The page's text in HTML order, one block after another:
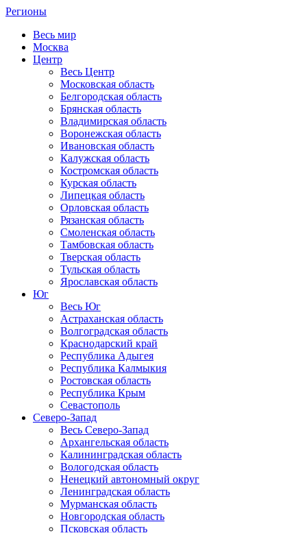
Регионы
Весь мир
Москва
Центр
Весь Центр
Московская область
Белгородская область
Брянская область
Владимирская область
Воронежская область
Ивановская область
Калужская область
Костромская область
Курская область
Липецкая область
Орловская область
Рязанская область
Смоленская область
Тамбовская область
Тверская область
Тульская область
Ярославская область
Юг
Весь Юг
Астраханская область
Волгоградская область
Краснодарский край
Республика Адыгея
Республика Калмыкия
Ростовская область
Республика Крым
Севастополь
Северо-Запад
Весь Северо-Запад
Архангельская область
Калининградская область
Вологодская область
Ненецкий автономный округ
Ленинградская область
Мурманская область
Новгородская область
Псковская область